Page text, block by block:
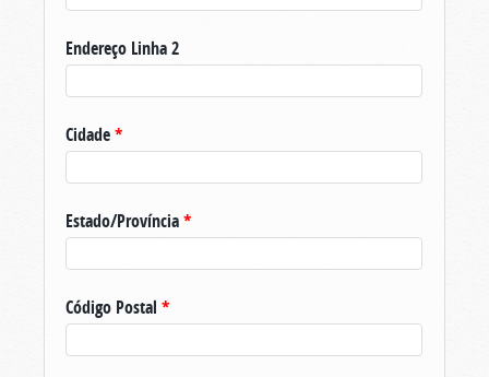
Endereço Linha 2
Cidade*
Estado/Província*
Código Postal *